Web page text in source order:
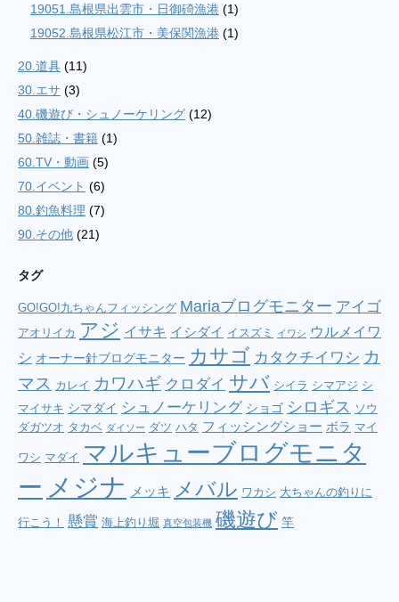
19051.島根県出雲市・日御碕漁港 (1)
19052.島根県松江市・美保関漁港 (1)
20.道具 (11)
30.エサ (3)
40.磯遊び・シュノーケリング (12)
50.雑誌・書籍 (1)
60.TV・動画 (5)
70.イベント (6)
80.釣魚料理 (7)
90.その他 (21)
タグ
GO!GO!九ちゃんフィッシング Mariaブログモニター アイゴ
アオリイカ アジ イサキ イシダイ イスズミ イワシ ウルメイワ
シ オーナー針ブログモニター カサゴ カタクチイワシ カ
マス カレイ カワハギ クロダイ サバ シイラ シマアジ シ
マイサキ シマダイ シュノーケリング ショゴ シロギス ソウ
ダガツオ タカベ ダイソー ダツ ハタ フィッシングショー ボラ マイ
ワシ マダイ マルキューブログモニタ
ー メジナ メッキ メバル ワカシ 大ちゃんの釣りに
行こう！ 懸賞 海上釣り堀 真空包装機 磯遊び 竿